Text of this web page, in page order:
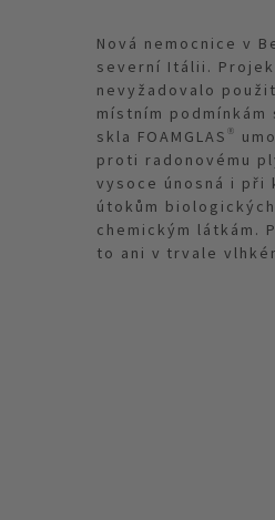
Nová nemocnice v
severní Itálii.
nevyžadovalo
místním
skla FOAMGLAS®
proti radonovému
vysoce únosná i při
útokům
chemickým látkám.
to ani v trvale